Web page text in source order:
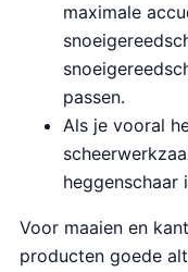
maximale
passen.
Als je vooral
heggenschaar
Voor maaien en
producten goede